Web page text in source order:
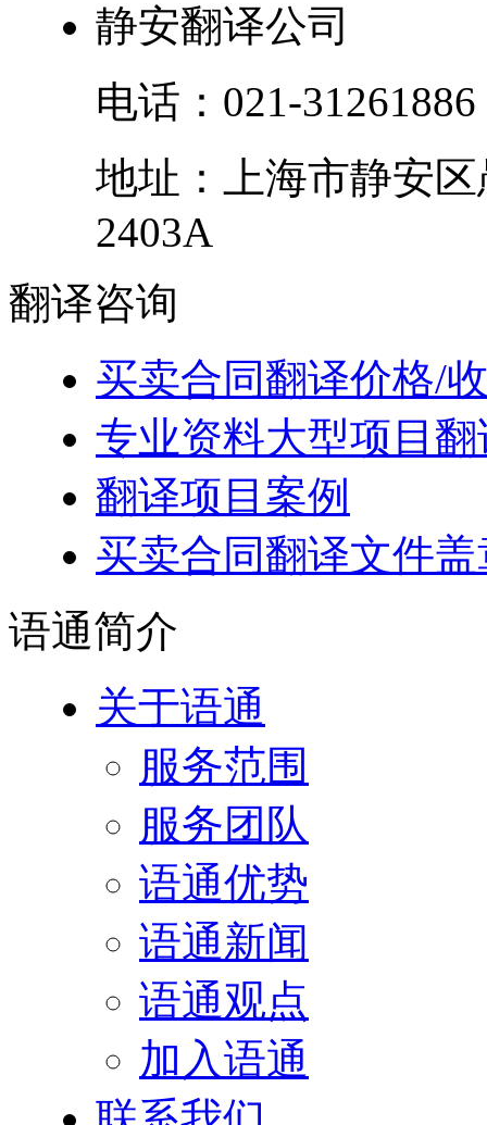
静安翻译公司
电话： 021-31261886
地址：
上海市静安区
2403A
翻译咨询
买卖合同翻译价格/
专业资料大型项目翻
翻译项目案例
买卖合同翻译文件盖
语通简介
关于语通
服务范围
服务团队
语通优势
语通新闻
语通观点
加入语通